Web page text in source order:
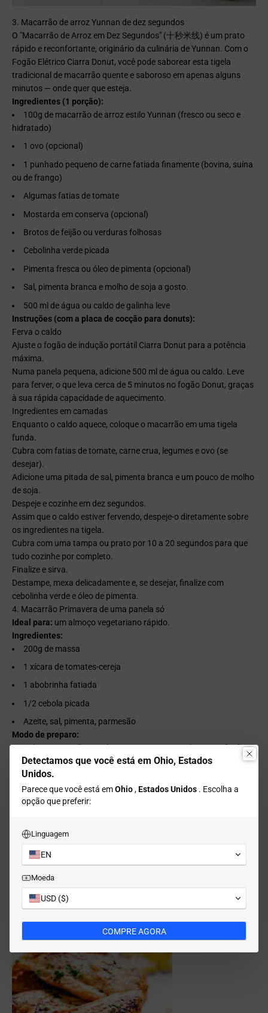
3. Macarrão de arroz Yunnan de dez segundos
O "Macarrão de Arroz em Dez Segundos" (十秒米线) é um prato
rápido e reconfortante, originário da culinária de Yunnan. Com o
Fogão Elétrico Ciarra Donut, você pode saborear esta tigela
tradicional de macarrão quente e saboroso em apenas alguns
minutos — onde quer que esteja.
Ingredientes (1 porção):
100g de macarrão de arroz estilo Yunnan (fresco ou seco e
hidratado)
1 ovo (opcional)
1 punhado pequeno de carne fatiada finamente (bovina, suína
ou de frango)
Algumas fatias de tomate
Mostarda em conserva (opcional)
Brotos de feijão ou verduras folhosas
Cebolinha verde picada
Pimenta fresca ou óleo de pimenta (opcional)
Sal, pimenta branca e molho de soja a gosto.
500 ml de água ou caldo de galinha leve
Instruções (com a placa de cocção para donuts):
Ferva o caldo
Ajuste o fogão de indução portátil Ciarra Donut para a potência
máxima.
Numa panela pequena, adicione 500 ml de água ou caldo. Leve
para ferver, o que leva cerca de 5 minutos no fogão Donut, graças
à sua rápida capacidade de aquecimento.
Ingredientes em camadas
Enquanto o caldo aquece, coloque o macarrão em uma tigela
funda.
Cubra com fatias de tomate, carne crua, legumes e ovo (se
desejar).
Adicione uma pitada de sal, pimenta branca e um pouco de molho
de soja.
Despeje e cozinhe em dez segundos.
Assim que o caldo estiver fervendo, despeje-o diretamente sobre
os ingredientes na tigela.
Cubra com uma tampa ou prato por 10 a 20 segundos para que
tudo cozinhe por completo.
Finalize e sirva.
Destampe, mexa delicadamente e, se desejar, finalize com
cebolinha verde e óleo de pimenta.
4. Macarrão Primavera de uma panela só
Ideal para: um almoço vegetariano rápido.
Ingredientes:
200g de massa
1 xícara de tomates-cereja
1 abobrinha fatiada
1/2 cebola picada
Azeite, sal, pimenta, parmesão
Modo de preparo:
Cozinhe o macarrão com legumes em uma panela no seu fogão
de indução portátil. Adicione azeite, temperos e finalize com
queijo. É uma maravilha feita em uma só panela!
5. Peito de frango grelhado rapidamente na frigideira
Ideal para:uma refeição saudável e rica em proteínas
Sal, pimenta, páprica
Azeite
Instruções:
Pré-aqueça a frigideira Donut Cooktop. Tempere e grelhe o frango
por 5 a 6 minutos de cada lado. Suculento, dourado e pronto!
Detectamos que você está em Ohio, Estados
Unidos.
Parece que você está emOhio,Estados Unidos . Escolha a
opção que preferir:
Linguagem
EN
Moeda
USD ($)
COMPRE AGORA